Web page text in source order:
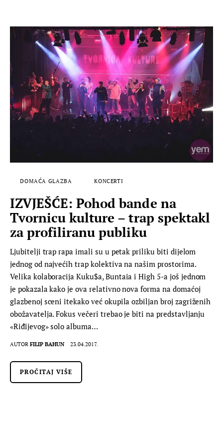
DOMAĆA GLAZBA KONCERTI
IZVJEŠĆE: Pohod bande na
Tvornicu kulture – trap spektakl
za profiliranu publiku
Ljubitelji trap rapa imali su u petak priliku biti dijelom
jednog od najvećih trap kolektiva na našim prostorima.
Velika kolaboracija Kuku$a, Buntaia i High 5-a još jednom
je pokazala kako je ova relativno nova forma na domaćoj
glazbenoj sceni itekako već okupila ozbiljan broj zagriženih
obožavatelja. Fokus večeri trebao je biti na predstavljanju
«Riđijevog» solo albuma…
AUTOR FILIP BAHUN 23.04.2017.
PROČITAJ VIŠE